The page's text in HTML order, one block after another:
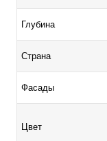
Глубина
Страна
Фасады
Цвет